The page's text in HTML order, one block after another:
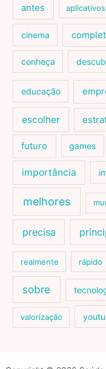
antes aplicativos
cinema
conheça
educação
escolher
futuro games
importância
melhores
precisa
realmente rápido
sobre
valorização